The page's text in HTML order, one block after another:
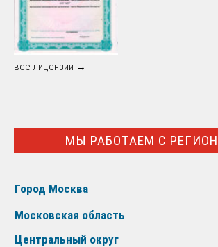
все лицензии →
МЫ РАБОТАЕМ С
Город Москва
Московская область
Центральный округ